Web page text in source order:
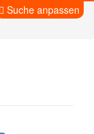
Suche anpassen